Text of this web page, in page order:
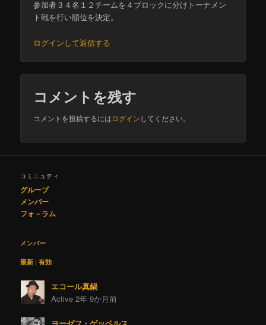
参加者３４名１２チームを４ブロックに分けトーナメン
ト戦を行い順位を決定。
ログインして返信する
コメントを残す
コメントを投稿するにはログインしてください。
コミニュティ
グループ
メンバー
フォ－ラム
メンバー
最新 | 有効
エコール真鍋
Active 2年 9か月前